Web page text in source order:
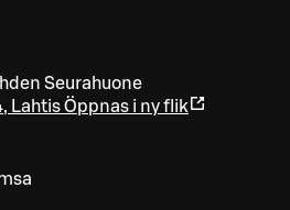
Seurahuone
, LahtisÖppnas i ny flik